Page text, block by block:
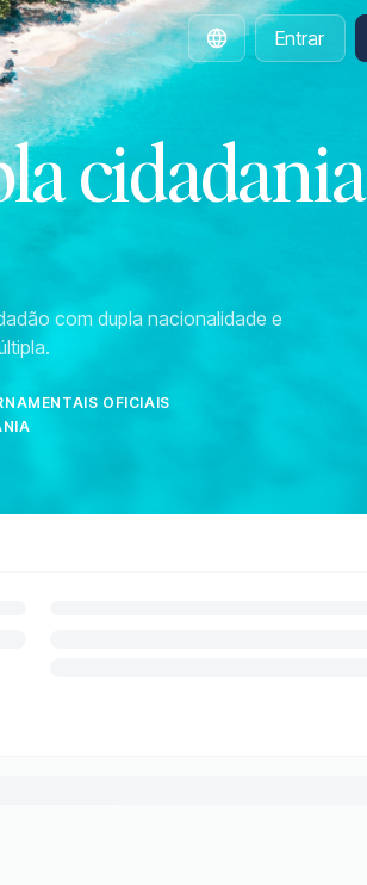
Portuguese
Entrar
cidadania
com dupla nacionalidade e
OFICIAIS